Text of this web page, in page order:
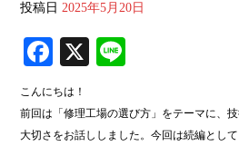
投稿日 2025年5月20日
Fa
ce
bo
ok
X
こんにちは！
前回は「修理工場の選び方」をテーマに、
大切さをお話ししました。今回は続編とし